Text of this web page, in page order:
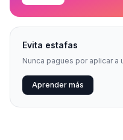
Evita estafas
Nunca pagues por aplicar a
Aprender más